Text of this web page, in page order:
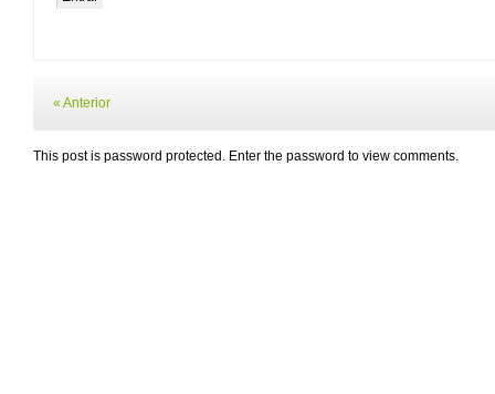
« Anterior
This post is password protected. Enter the password to view comments.